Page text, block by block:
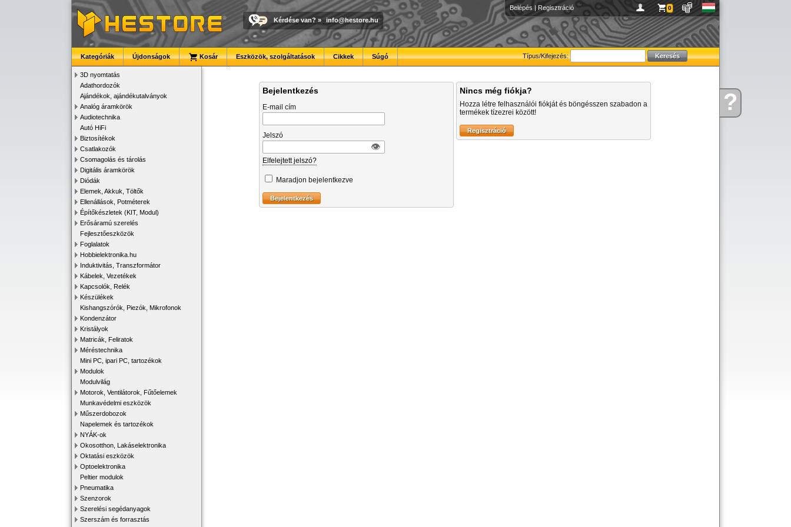
Kérdése?
Belépés | Regisztráció 0
Kérdése van? » info@hestore.hu
Típus/Kifejezés:
Kategóriák Újdonságok Kosár Eszközök, szolgáltatások Cikkek Súgó
3D nyomtatás
Adathordozók
Ajándékok, ajándékutalványok
Analóg áramkörök
Audiotechnika
Autó HiFi
Biztosítékok
Csatlakozók
Csomagolás és tárolás
Digitális áramkörök
Diódák
Elemek, Akkuk, Töltők
Ellenállások, Potméterek
Építőkészletek (KIT, Modul)
Erősáramú szerelés
Fejlesztőeszközök
Foglalatok
Hobbielektronika.hu
Induktivitás, Transzformátor
Kábelek, Vezetékek
Kapcsolók, Relék
Készülékek
Kishangszórók, Piezók, Mikrofonok
Kondenzátor
Kristályok
Matricák, Feliratok
Méréstechnika
Mini PC, ipari PC, tartozékok
Modulok
Modulvilág
Motorok, Ventilátorok, Fűtőelemek
Munkavédelmi eszközök
Műszerdobozok
Napelemek és tartozékok
NYÁK-ok
Okosotthon, Lakáselektronika
Oktatási eszközök
Optoelektronika
Peltier modulok
Pneumatika
Szenzorok
Szerelési segédanyagok
Szerszám és forrasztás
Bejelentkezés
E-mail cím
Jelszó
👁︎
Elfelejtett jelszó?
Maradjon bejelentkezve
Nincs még fiókja?
Hozza létre felhasználói fiókját és böngésszen szabadon a
termékek tízezrei között!